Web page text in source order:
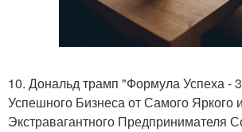
10. Дональд трамп "Формула Успеха -
Успешного Бизнеса от Самого Яркого и
Экстравагантного Предпринимателя